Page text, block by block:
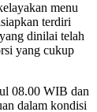
menu
terdiri
dinilai telah
yang cukup
08.00 WIB dan
dalam kondisi